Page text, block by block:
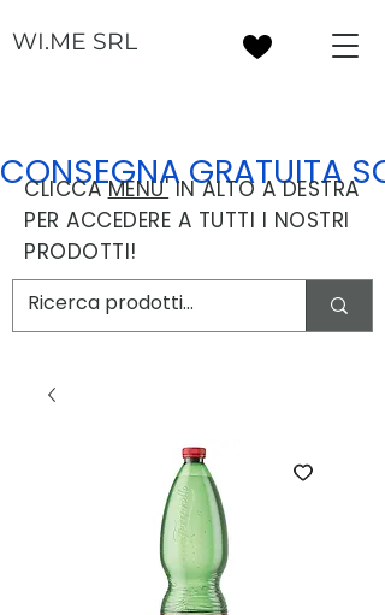
WI.ME SRL
CONSEGNA GRATUITA
CLICCAMENU' IN ALTO A DESTRA
PER ACCEDERE A TUTTI I NOSTRI
PRODOTTI!